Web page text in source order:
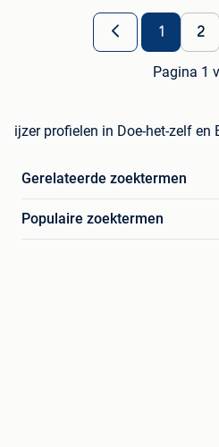
1 2
Pagina 1
ijzer profielen in Doe-het-zelf en
Gerelateerde zoektermen
Populaire zoektermen